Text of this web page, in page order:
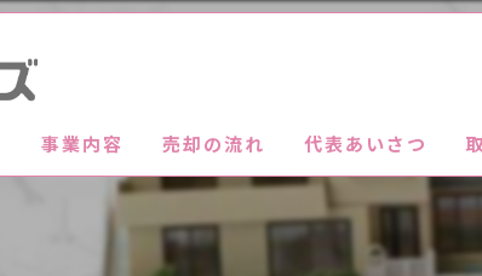
事業内容 売却の流れ 代表あいさつ